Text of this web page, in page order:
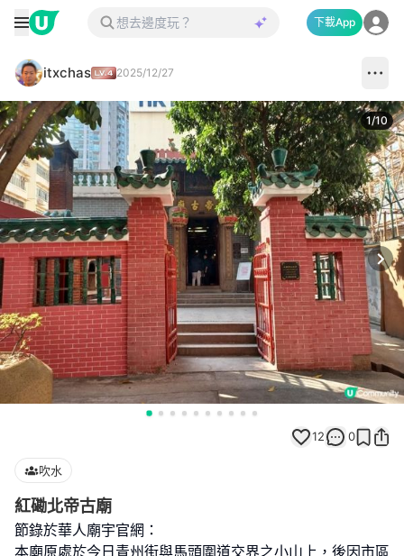
下載App
itxchas 2025/12/27
1/10
12 0
吹水
紅磡北帝古廟
節錄於華人廟宇官網：
本廟原處於今日青州街與馬頭圍道交界之小山上，後因市區